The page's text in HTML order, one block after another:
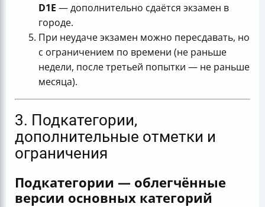
D1E — дополнительно сдаётся экзамен в
городе.
При неудаче экзамен можно пересдавать, но
с ограничением по времени (не раньше
недели, после третьей попытки — не раньше
месяца).
3. Подкатегории,
дополнительные отметки и
ограничения
Подкатегории — облегчённые
версии основных категорий